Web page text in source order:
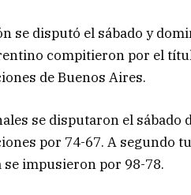
se disputó el sábado y
compitieron por el
de Buenos Aires.
se disputaron el sábado
por 74-67. A segundo
se impusieron por 98-78.